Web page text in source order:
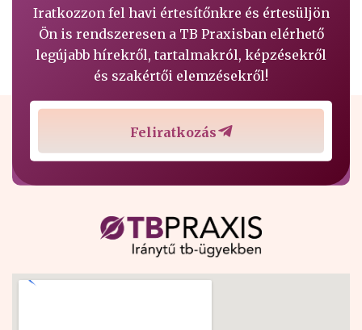
Iratkozzon fel havi értesítőnkre és értesüljön
Ön is rendszeresen a TB Praxisban elérhető
legújabb hírekről, tartalmakról, képzésekről
és szakértői elemzésekről!
Feliratkozás